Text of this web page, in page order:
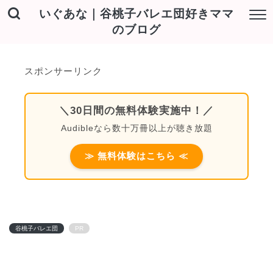
いぐあな｜谷桃子バレエ団好きママ
のブログ
スポンサーリンク
＼30日間の無料体験実施中！／
Audibleなら数十万冊以上が聴き放題
≫ 無料体験はこちら ≪
谷桃子バレエ団 PR